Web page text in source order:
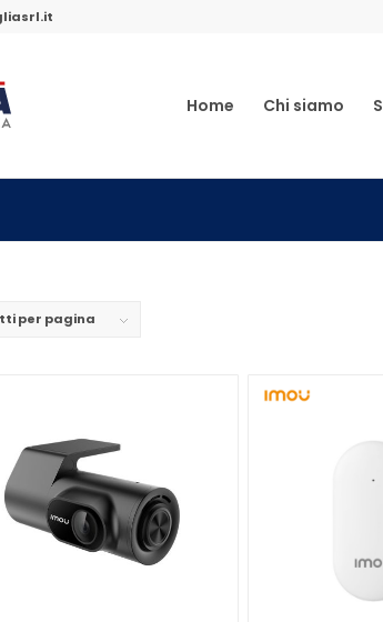
Home Chi siamo
per pagina